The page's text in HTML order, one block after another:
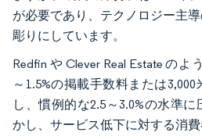
が必要であり、テクノロジー主
彫りにしています。
Redfin や Clever Real Estate の
～1.5%の掲載手数料または
し、慣例的な2.5～3.0%の水準
かし、サービス低下に対する消